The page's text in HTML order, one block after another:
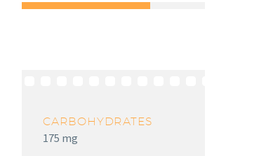
CARBOHYDRATES
175 mg